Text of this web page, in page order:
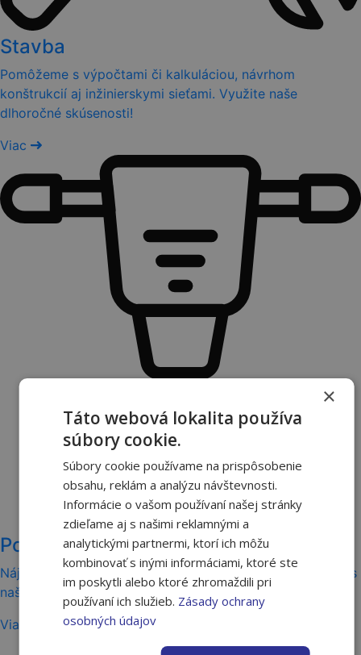
Stavba
Pomôžeme s výpočtami či kalkuláciou, návrhom
konštrukcií aj inžinierskymi sieťami. Využite naše
dlhoročné skúsenosti!
Viac
Požičovňa
Nájom na 4 hodiny, celý deň alebo viac? Žiadny problém s
našou požičovňou so širokým výberom náradia a strojov.
Viac
×
Táto webová lokalita používa
súbory cookie.
Súbory cookie používame na prispôsobenie
obsahu, reklám a analýzu návštevnosti.
Informácie o vašom používaní našej stránky
zdieľame aj s našimi reklamnými a
analytickými partnermi, ktorí ich môžu
kombinovať s inými informáciami, ktoré ste
im poskytli alebo ktoré zhromaždili pri
používaní ich služieb. Zásady ochrany
osobných údajov